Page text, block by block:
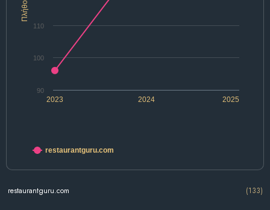
Πλήθος
2023 2024 2025
90
100
110
restaurantguru.com
restaurantguru.com (133)